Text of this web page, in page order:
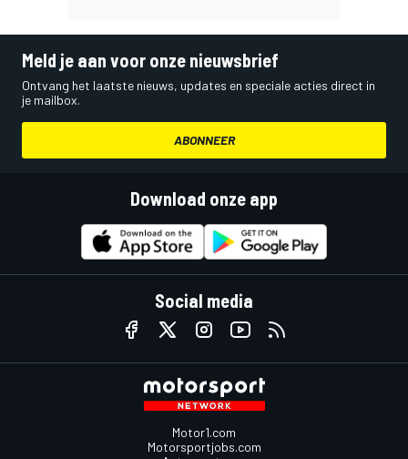
Meld je aan voor onze nieuwsbrief
Ontvang het laatste nieuws, updates en speciale acties direct in
je mailbox.
ABONNEER
Download onze app
Social media
Motor1.com
Motorsportjobs.com